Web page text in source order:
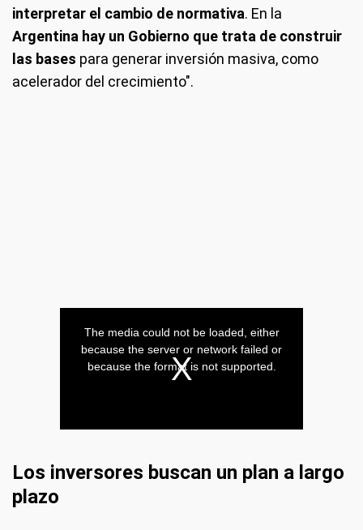
interpretar el cambio de normativa. En la
Argentina hay un Gobierno que trata de construir
las bases para generar inversión masiva, como
acelerador del crecimiento".
Los inversores buscan un plan a largo
plazo